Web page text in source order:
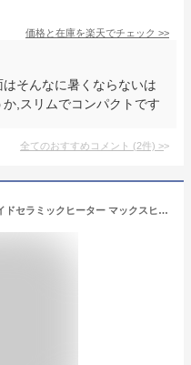
価格と在庫を楽天でチェック >>
そんなに暑くならないは
,スリムでコンパクトです
全てのおすすめコメント (2件) >
スリーアップ 人感センサー付 ワイドセラミックヒーター マックスヒート CH-T2029 人感センサー セラミックヒーター 電気暖房機 パネルヒーター 暖房 暖房器具 リビング プレゼント